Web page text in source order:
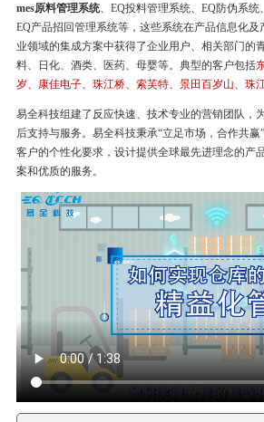
mes原料管理系统、EQ投料管理系统、EQ防伪系统
EQ产品招回管理系统等，这些系统在产品信息化
业领域的集成方案中获得了企业用户、相关部门的
料、日化、酒类、医药、母婴等。典型的客户包括
岁、康佳电子、珠江桥、索芙特、景田百岁山、珠
易全科技组建了反应快速、技术专业的营销团队，
后支持与服务。易全科技秉承“立足市场，合作共
客户的个性化要求，设计提供全球最先进理念的产
案和优质的服务。